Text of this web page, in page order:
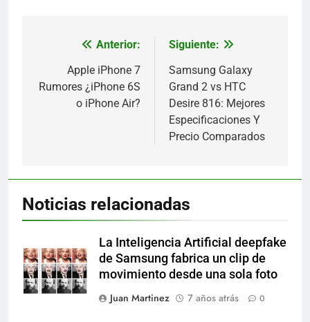
Navegación
entradas
Anterior:
Apple iPhone 7
Rumores ¿iPhone 6S
o iPhone Air?
Siguiente:
Samsung Galaxy
Grand 2 vs HTC
Desire 816: Mejores
Especificaciones Y
Precio Comparados
Noticias relacionadas
La Inteligencia Artificial deepfake
de Samsung fabrica un clip de
movimiento desde una sola foto
Juan Martinez
7 años atrás 0